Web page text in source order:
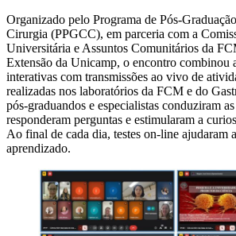
Organizado pelo Programa de Pós-
Cirurgia (PPGCC), em parceria com a
Universitária e Assuntos Comunitários da
Extensão da Unicamp, o encontro combinou
interativas com transmissões ao vivo de
realizadas nos laboratórios da FCM e do
pós-graduandos e especialistas conduziram
responderam perguntas e estimularam a
Ao final de cada dia, testes on-line ajudaram
aprendizado.